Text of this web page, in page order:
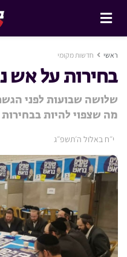
ראשי חדשות מקומי
בחירות על אש
שלושה שבועות לפני
מה שצפוי להיות
י״ח באלול ה׳תשפ״ג